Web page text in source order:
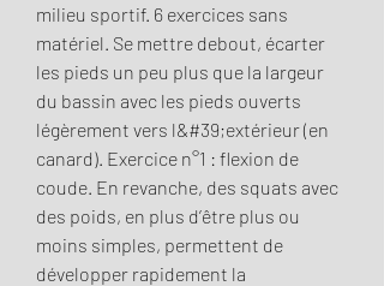
milieu sportif. 6 exercices sans
matériel. Se mettre debout, écarter
les pieds un peu plus que la largeur
du bassin avec les pieds ouverts
légèrement vers l&#39;extérieur (en
canard). Exercice n°1 : flexion de
coude. En revanche, des squats avec
des poids, en plus d’être plus ou
moins simples, permettent de
développer rapidement la